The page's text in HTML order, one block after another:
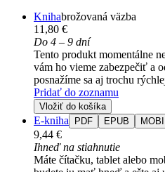
Knihabrožovaná väzba
11,80 €
Do 4 – 9 dní
Tento produkt momentálne
vám ho vieme zabezpečiť a
posnažíme sa aj trochu
Pridať do zoznamu
Vložiť do košíka
E-kniha PDF EPUB MOBI
9,44 €
Ihneď na stiahnutie
Máte čítačku, tablet alebo